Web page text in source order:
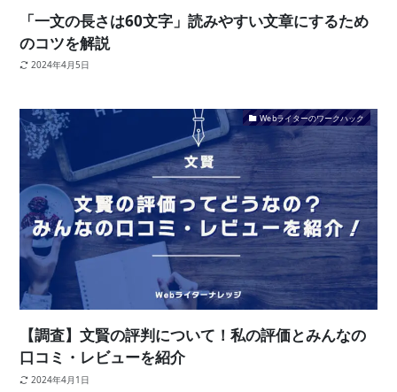
「一文の長さは60文字」読みやすい文章にするため
のコツを解説
2024年4月5日
Webライターのワークハック
【調査】文賢の評判について！私の評価とみんなの
口コミ・レビューを紹介
2024年4月1日